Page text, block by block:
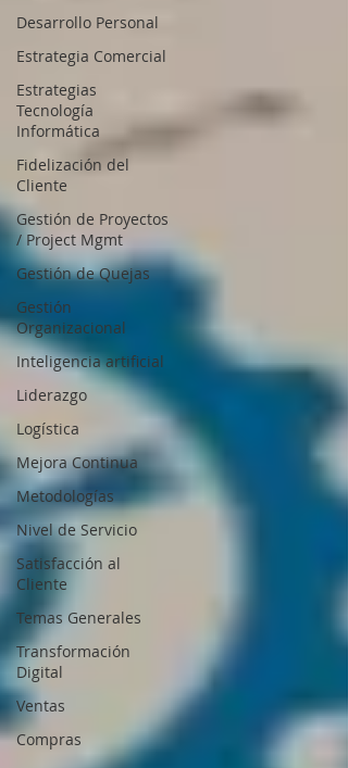
Desarrollo Personal
Estrategia Comercial
Estrategias
Tecnología
Informática
Fidelización del
Cliente
Gestión de Proyectos
/ Project Mgmt
Gestión de Quejas
Gestión
Organizacional
Inteligencia artificial
Liderazgo
Logística
Mejora Continua
Metodologías
Nivel de Servicio
Satisfacción al
Cliente
Temas Generales
Transformación
Digital
Ventas
Compras